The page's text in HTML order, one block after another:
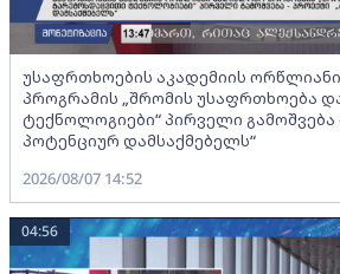
უსაფრთხოების აკადემიის
პროგრამის „შრომის უსაფრთხოება
ტექნოლოგიები“ პირველი გამოშვება
პოტენციურ დამსაქმებელს“
2026/08/07 14:52
04:56